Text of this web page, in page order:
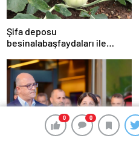
0 0
0 0
Şifa deposu
besinalabaşfaydaları ile
koruyan mucize besin
alabaş…